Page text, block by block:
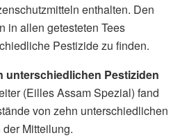
enthalten. Den
in allen getesteten Tees
Pestizide zu finden.
unterschiedlichen Pestiziden
(Eilles Assam Spezial) fand
von zehn unterschiedlichen
Mitteilung.